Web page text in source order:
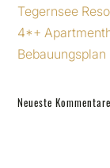
Tegernsee
4*+
Neueste Kommentare